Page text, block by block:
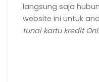
langsung saja
website ini untuk
tunai kartu kredit